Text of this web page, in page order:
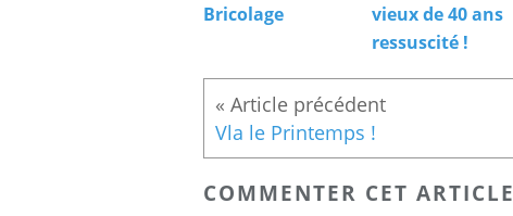
Bricolage
vieux de 40 ans
ressuscité !
Vla le Printemps !
COMMENTER CET ARTICLE